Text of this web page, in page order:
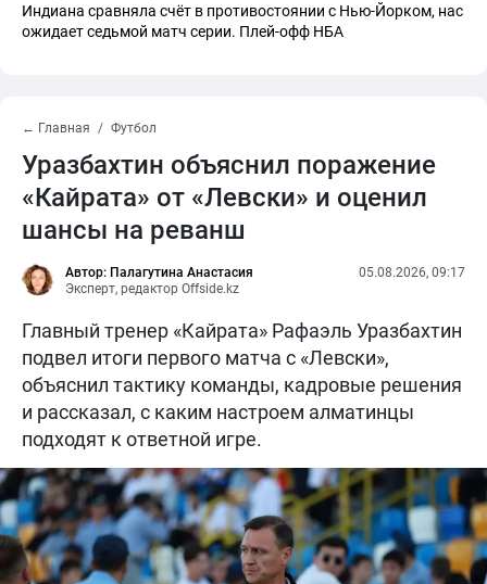
Индиана сравняла счёт в противостоянии с Нью-Йорком, нас
ожидает седьмой матч серии. Плей-офф НБА
← Главная Футбол
Уразбахтин объяснил поражение
«Кайрата» от «Левски» и оценил
шансы на реванш
Автор: Палагутина Анастасия
Эксперт, редактор Offside.kz
05.08.2026, 09:17
Главный тренер «Кайрата» Рафаэль Уразбахтин
подвел итоги первого матча с «Левски»,
объяснил тактику команды, кадровые решения
и рассказал, с каким настроем алматинцы
подходят к ответной игре.